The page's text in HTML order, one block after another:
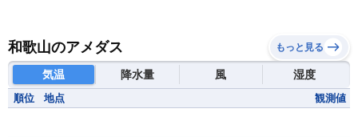
和歌山のアメダス もっと見る
気温 降水量 風 湿度
順位 地点 観測値